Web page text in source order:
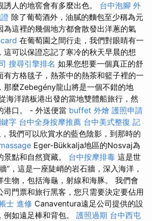
人的地窖會有多麼出色。 台中泡腳 外
除了葡萄酒外，油膩的麵包至少稱為元
為這裡的幾個地方都會散發出洋蔥的氣
在葡萄園之間行走，我們對眼睛有一
這可以保證忘記了寒冷的秋天早晨的想
搜尋引擎排名 如果您想要一個真正的舒
有方格毯子，熱茶中的熱茶和籃子裡的一
那麼Zebegény龍山將是一個不錯的地
海洋踏板港出發的當地雙體船旅行，然
港口。 - 外送便當 buffet 外燴 護照申請
字 台中全身按摩推薦 台中美式整復 記
我們可以欣賞水的藍色陰影，到那時的
Eger-Bükkalja地區的Nosvaj為
點和自然寶藏。 台中按摩排毒 這是世
”，這是一座陡峭的岩石牆，深入海洋，
生物，包括海龜，射線和海豚。 我們會
司門票和旅行黑客，您只需要決定要佔用
士 進修 Canaventura遠足公司提供的設
如遠足棒和背包。 護照過期 台中西屯